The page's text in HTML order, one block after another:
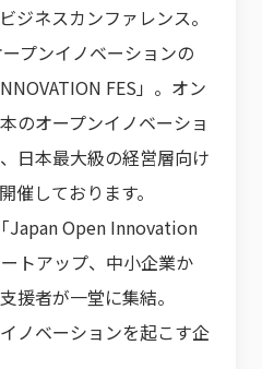
ジネスカンファレンス。
プンイノベーションの
FES」。オン
のオープンイノベーショ
日本最大級の経営層向け
催しております。
Japan Open Innovation
トアップ、中小企業か
援者が一堂に集結。
ノベーションを起こす企